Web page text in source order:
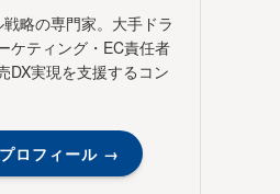
略の専門家。大手ドラ
ケティング・EC責任者
DX実現を支援するコン
ロフィール →